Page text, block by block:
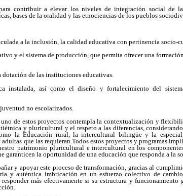
contribuir a elevar los niveles de integración social de
bases de la oralidad y las etnociencias de los pueblos
a la inclusión, la calidad educativa con pertinencia socio-
y el sistema de producción, que permita ofrecer una
de las instituciones educativas.
instalada, así como el diseño y fortalecimiento del
no escolarizados.
uno de estos proyectos contempla la contextualización y
y pluricultural y el respeto a las diferencias,
la Educación rural, la intercultural bilingüe y la
que las requieran.Todos estos proyectos y programas
patrimonio pluricultural e intercultural en los
garanticen la oportunidad de una educación que responda a la
y apoyar este proceso de transformación, gracias al
y auténtica imbricación en un esfuerzo colectivo de
más efectivamente si su estructura y funcionamiento